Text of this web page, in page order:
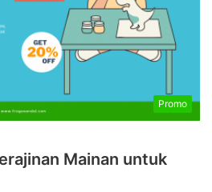
Promo
Mainan untuk